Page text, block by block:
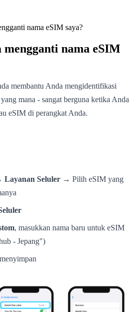
nama eSIM saya?
mengganti nama eSIM
membantu Anda mengidentifikasi
mana - sangat berguna ketika Anda
eSIM di perangkat Anda.
Layanan Seluler → Pilih eSIM yang
, masukkan nama baru untuk eSIM
- Jepang")